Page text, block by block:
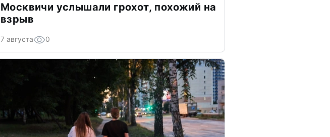
Москвичи услышали грохот, похожий на
взрыв
7 августа 0